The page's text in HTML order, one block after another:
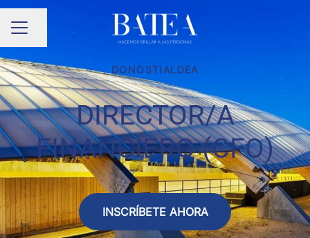
MENÚ DE EMPLEO
Compartir página
DONOSTIALDEA
DIRECTOR/A
FINANCIERO (CFO)
INSCRÍBETE AHORA